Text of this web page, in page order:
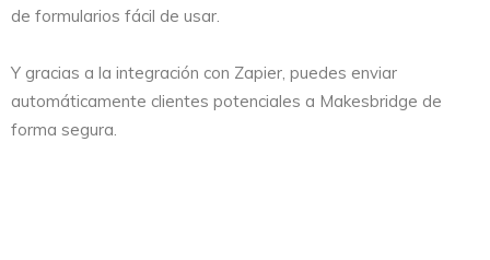
de formularios fácil de usar.
Y gracias a la integración con Zapier, puedes enviar
automáticamente clientes potenciales a Makesbridge de
forma segura.